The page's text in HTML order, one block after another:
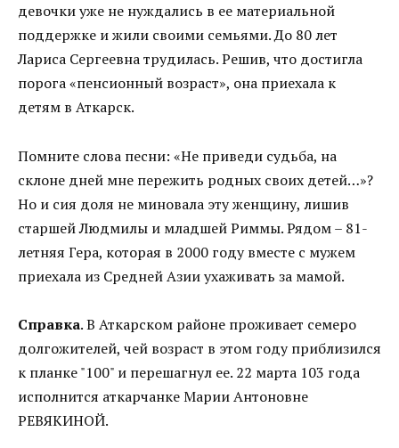
девочки уже не нуждались в ее материальной
поддержке и жили своими семьями. До 80 лет
Лариса Сергеевна трудилась. Решив, что достигла
порога «пенсионный возраст», она приехала к
детям в Аткарск.
Помните слова песни: «Не приведи судьба, на
склоне дней мне пережить родных своих детей…»?
Но и сия доля не миновала эту женщину, лишив
старшей Людмилы и младшей Риммы. Рядом – 81-
летняя Гера, которая в 2000 году вместе с мужем
приехала из Средней Азии ухаживать за мамой.
Справка. В Аткарском районе проживает семеро
долгожителей, чей возраст в этом году приблизился
к планке "100" и перешагнул ее. 22 марта 103 года
исполнится аткарчанке Марии Антоновне
РЕВЯКИНОЙ.